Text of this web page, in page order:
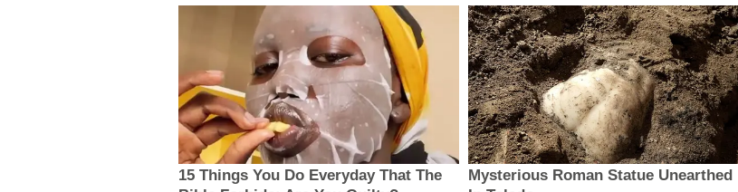
15 Things You Do Everyday That The
Mysterious Roman Statue Unearthed